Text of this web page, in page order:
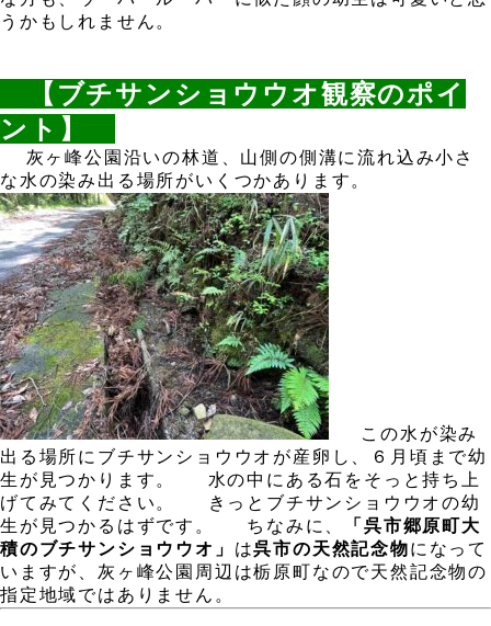
うかもしれません。
【ブチサンショウウオ観察のポイ
ント】
灰ヶ峰公園沿いの林道、山側の側溝に流れ込み小さ
な水の染み出る場所がいくつかあります。
この水が染み
出る場所にブチサンショウウオが産卵し、６月頃まで幼
生が見つかります。
水の中にある石をそっと持ち上
げてみてください。
きっとブチサンショウウオの幼
生が見つかるはずです。
ちなみに、
「呉市郷原町大
積のブチサンショウウオ」 は呉市の天然記念物になって
いますが、灰ヶ峰公園周辺は栃原町なので天然記念物の
指定地域ではありません。